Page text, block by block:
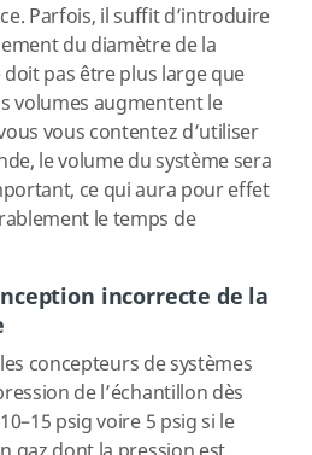
Parfois, il suffit d’introduire
du diamètre de la
pas être plus large que
volumes augmentent le
vous contentez d’utiliser
le volume du système sera
ce qui aura pour effet
le temps de
incorrecte de la
concepteurs de systèmes
de l’échantillon dès
psig voire 5 psig si le